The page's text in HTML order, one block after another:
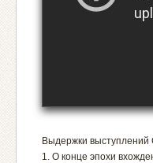
Выдержки выступлений
1. О конце эпохи